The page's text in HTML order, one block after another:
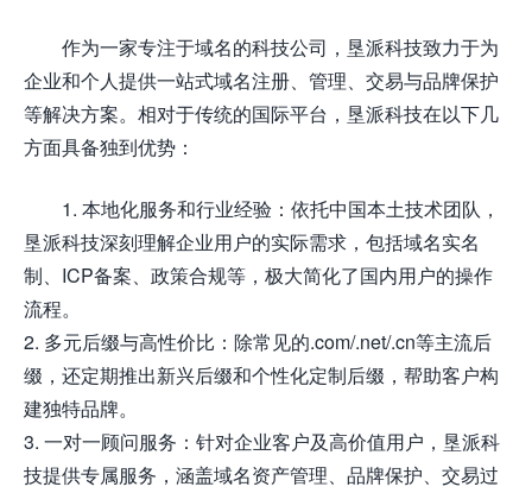
作为一家专注于域名的科技公司，垦派科技致力于为
企业和个人提供一站式域名注册、管理、交易与品牌保护
等解决方案。相对于传统的国际平台，垦派科技在以下几
方面具备独到优势：
1. 本地化服务和行业经验：依托中国本土技术团队，
垦派科技深刻理解企业用户的实际需求，包括域名实名
制、ICP备案、政策合规等，极大简化了国内用户的操作
流程。
2. 多元后缀与高性价比：除常见的.com/.net/.cn等主流后
缀，还定期推出新兴后缀和个性化定制后缀，帮助客户构
建独特品牌。
3. 一对一顾问服务：针对企业客户及高价值用户，垦派科
技提供专属服务，涵盖域名资产管理、品牌保护、交易过